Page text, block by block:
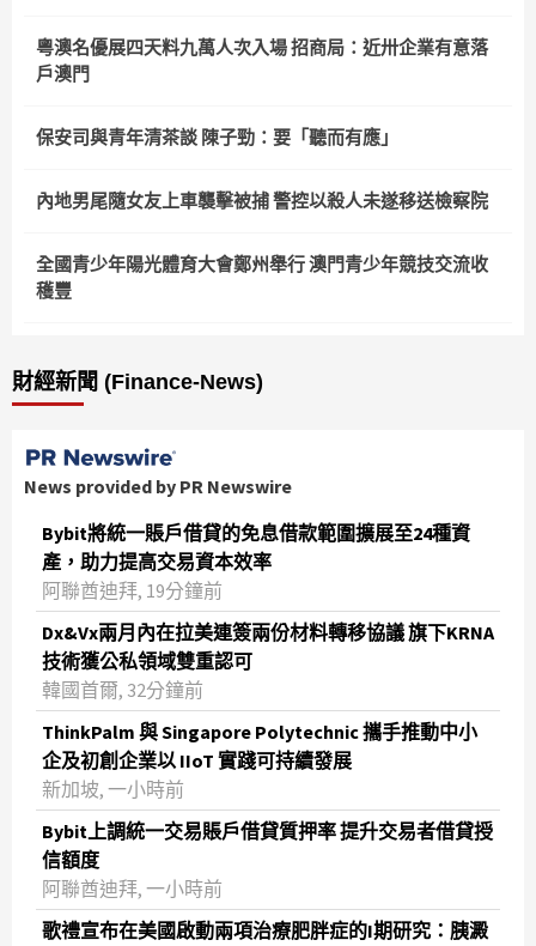
粵澳名優展四天料九萬人次入場 招商局：近卅企業有意落
戶澳門
保安司與青年清茶談 陳子勁：要「聽而有應」
內地男尾隨女友上車襲擊被捕 警控以殺人未遂移送檢察院
全國青少年陽光體育大會鄭州舉行 澳門青少年競技交流收
穫豐
財經新聞 (Finance-News)
News provided by PR Newswire
Bybit將統一賬戶借貸的免息借款範圍擴展至24種資
產，助力提高交易資本效率
阿聯酋迪拜, 19分鐘前
Dx&Vx兩月內在拉美連簽兩份材料轉移協議 旗下KRNA
技術獲公私領域雙重認可
韓國首爾, 32分鐘前
ThinkPalm 與 Singapore Polytechnic 攜手推動中小
企及初創企業以 IIoT 實踐可持續發展
新加坡, 一小時前
Bybit上調統一交易賬戶借貸質押率 提升交易者借貸授
信額度
阿聯酋迪拜, 一小時前
歌禮宣布在美國啟動兩項治療肥胖症的I期研究：胰澱